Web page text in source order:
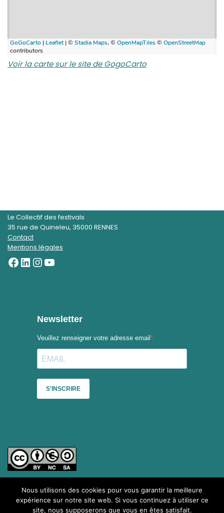
Voir la carte sur le site de GogoCarto
Le Collectif des festivals
35 rue de Quineleu, 35000 RENNES
Contact
Mentions légales
Sauf mention contraire, le contenu du site du Collectif des
festivals est mis à disposition selon les termes de la Licence
Nous utilisons des cookies pour vous garantir la meilleure
expérience sur notre site web. Si vous continuez à utiliser ce
site, nous supposerons que vous en êtes satisfait.